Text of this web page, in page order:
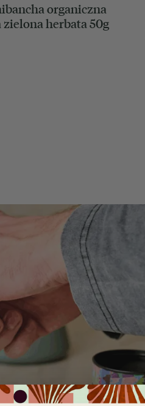
organiczna
herbata 50g